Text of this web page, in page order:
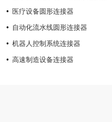
医疗设备圆形连接器
自动化流水线圆形连接器
机器人控制系统连接器
高速制造设备连接器